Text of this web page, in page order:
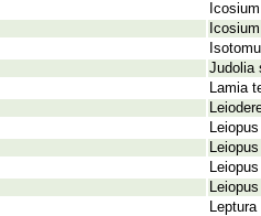
Judolia
Lamia